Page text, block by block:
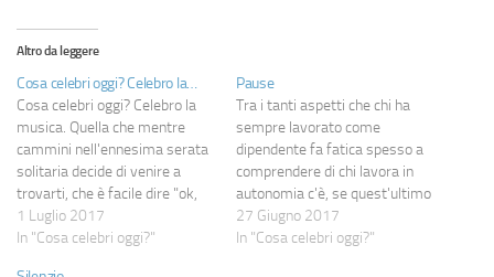
Altro da leggere
Cosa celebri oggi? Celebro la…
Cosa celebri oggi? Celebro la
musica. Quella che mentre
cammini nell'ennesima serata
solitaria decide di venire a
trovarti, che è facile dire "ok,
ma l'hai messa tu nel
cellulare", io nel cellulare ho
1 Luglio 2017
In "Cosa celebri oggi?"
Pause
Tra i tanti aspetti che chi ha
sempre lavorato come
dipendente fa fatica spesso a
comprendere di chi lavora in
autonomia c'è, se quest'ultimo
non ha un giro di entrate
piuttosto ragguardevole, quella
27 Giugno 2017
In "Cosa celebri oggi?"